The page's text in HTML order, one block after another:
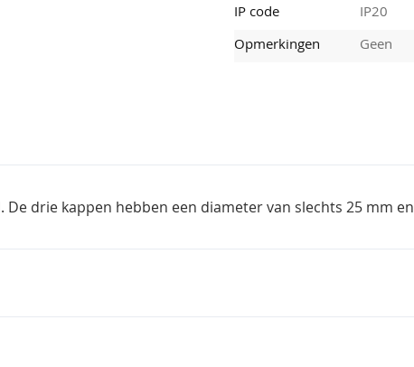
IP code
IP20
Opmerkingen
Geen
De drie kappen hebben een diameter van slechts 25 mm